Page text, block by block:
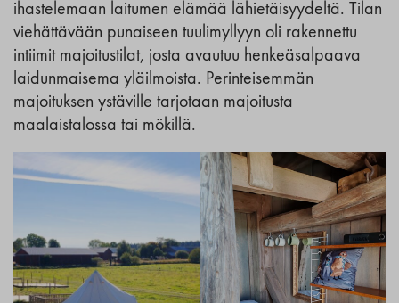
ihastelemaan laitumen elämää lähietäisyydeltä. Tilan
viehättävään punaiseen tuulimyllyyn oli rakennettu
intiimit majoitustilat, josta avautuu henkeäsalpaava
laidunmaisema yläilmoista. Perinteisemmän
majoituksen ystäville tarjotaan majoitusta
maalaistalossa tai mökillä.